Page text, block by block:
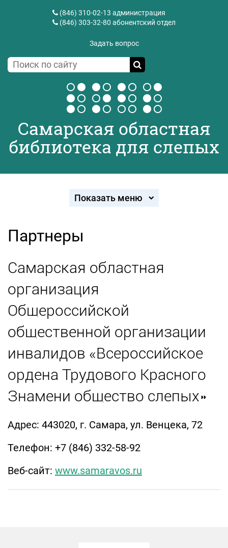
(846) 310-02-13 администрация
(846) 303-32-80 абонентский отдел
Задать вопрос
Самарская областная
библиотека для слепых
Показать меню
Партнеры
Самарская областная
организация
Общероссийской
общественной организации
инвалидов «Всероссийское
ордена Трудового Красного
Знамени общество слепых»
Адрес: 443020, г. Самара, ул. Венцека, 72
Телефон: +7 (846) 332-58-92
Веб-сайт: www.samaravos.ru